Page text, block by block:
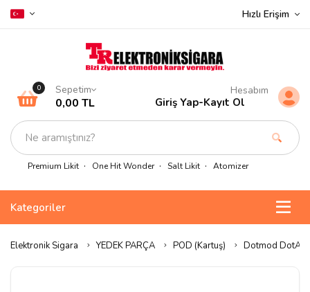
Hızlı Erişim
Premium Likit One Hit Wonder Salt Likit Atomizer
0 Sepetim
0,00 TL
Hesabım
Giriş Yap-Kayıt Ol
Kategoriler
Elektronik Sigara YEDEK PARÇA POD (Kartuş) Dotmod DotAio